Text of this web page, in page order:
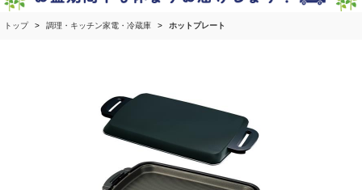
トップ 調理・キッチン家電・冷蔵庫 ホットプレート